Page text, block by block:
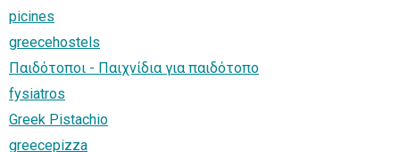
picines
greecehostels
Παιδότοποι - Παιχνίδια για παιδότοπο
fysiatros
Greek Pistachio
greecepizza